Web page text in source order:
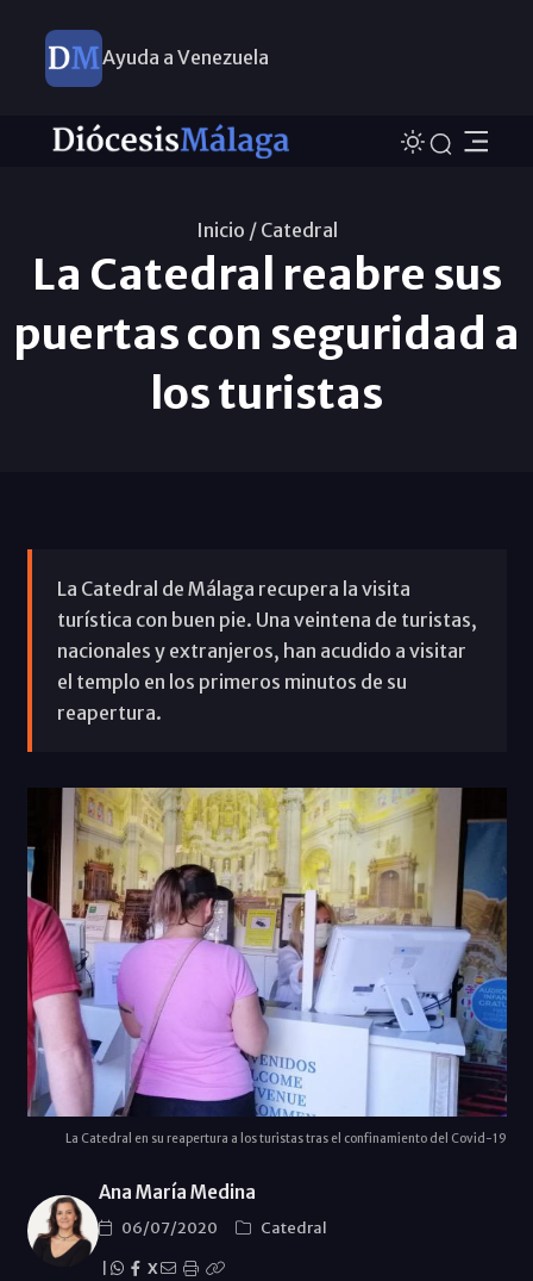
Ayuda a Venezuela
Inicio / Catedral
La Catedral reabre sus
puertas con seguridad a
los turistas
La Catedral de Málaga recupera la visita
turística con buen pie. Una veintena de turistas,
nacionales y extranjeros, han acudido a visitar
el templo en los primeros minutos de su
reapertura.
La Catedral en su reapertura a los turistas tras el confinamiento del Covid-19
Ana María Medina
06/07/2020
Catedral
X